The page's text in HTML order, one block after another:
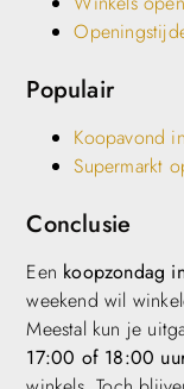
Populair
Koopavond
Supermarkt
Conclusie
Een koopzondag
weekend wil
Meestal kun je
17:00 of 18:00